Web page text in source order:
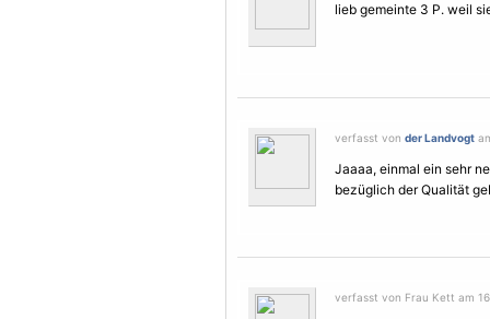
lieb gemeinte 3 P. weil
verfasst von der Landvogt
Jaaaa, einmal ein sehr
bezüglich der Qualität
verfasst von Frau Kett am